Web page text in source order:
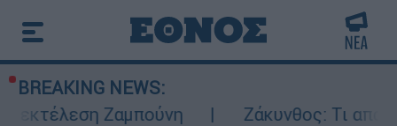
BREAKING NEWS:
εκτέλεση Ζαμπούνη
Ζάκυνθος: Τι